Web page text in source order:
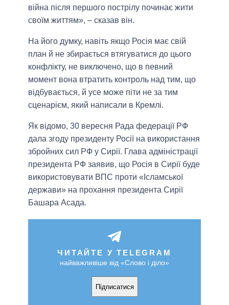
війна після першого пострілу починає жити
своїм життям», – сказав він.
На його думку, навіть якщо Росія має свій
план й не збирається втягуватися до цього
конфлікту, не виключено, що в певний
момент вона втратить контроль над тим, що
відбувається, й усе може піти не за тим
сценарієм, який написали в Кремлі.
Як відомо, 30 вересня Рада федерації РФ
дала згоду президенту Росії на використання
збройних сил РФ у Сирії. Глава адміністрації
президента РФ заявив, що Росія в Сирії буде
використовувати ВПС проти «Ісламської
держави» на прохання президента Сирії
Башара Асада.
ЧИТАЙТЕ У TELEGRAM
найважливіше від «Слово і діло»
Підписатися